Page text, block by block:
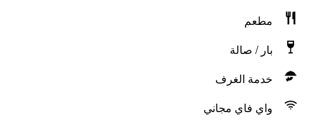
مطعم
بار / صالة
خدمة الغرف
واي فاي مجاني